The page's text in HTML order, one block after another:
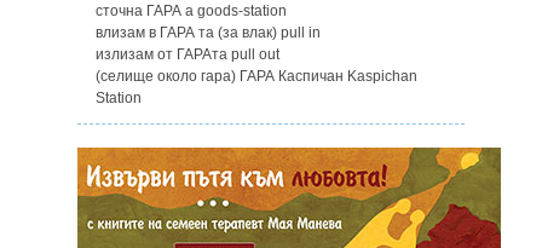
сточна ГАРА a goods-station
влизам в ГАРА та (за влак) pull in
излизам от ГАРАта pull out
(селище около гара) ГАРА Каспичан Kaspichan
Station